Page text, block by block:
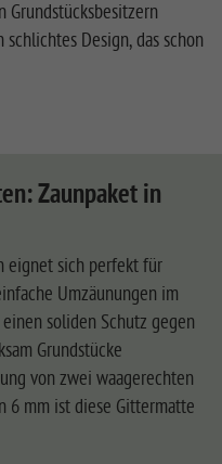
Grundstücksbesitzern
Design, das schon
Zaunpaket in
eignet sich perfekt für
Umzäunungen im
soliden Schutz gegen
Grundstücke
von zwei waagerechten
6 mm ist diese Gittermatte